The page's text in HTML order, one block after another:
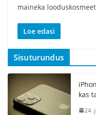
maineka
Loe edasi
Sisuturundus
kas
24.